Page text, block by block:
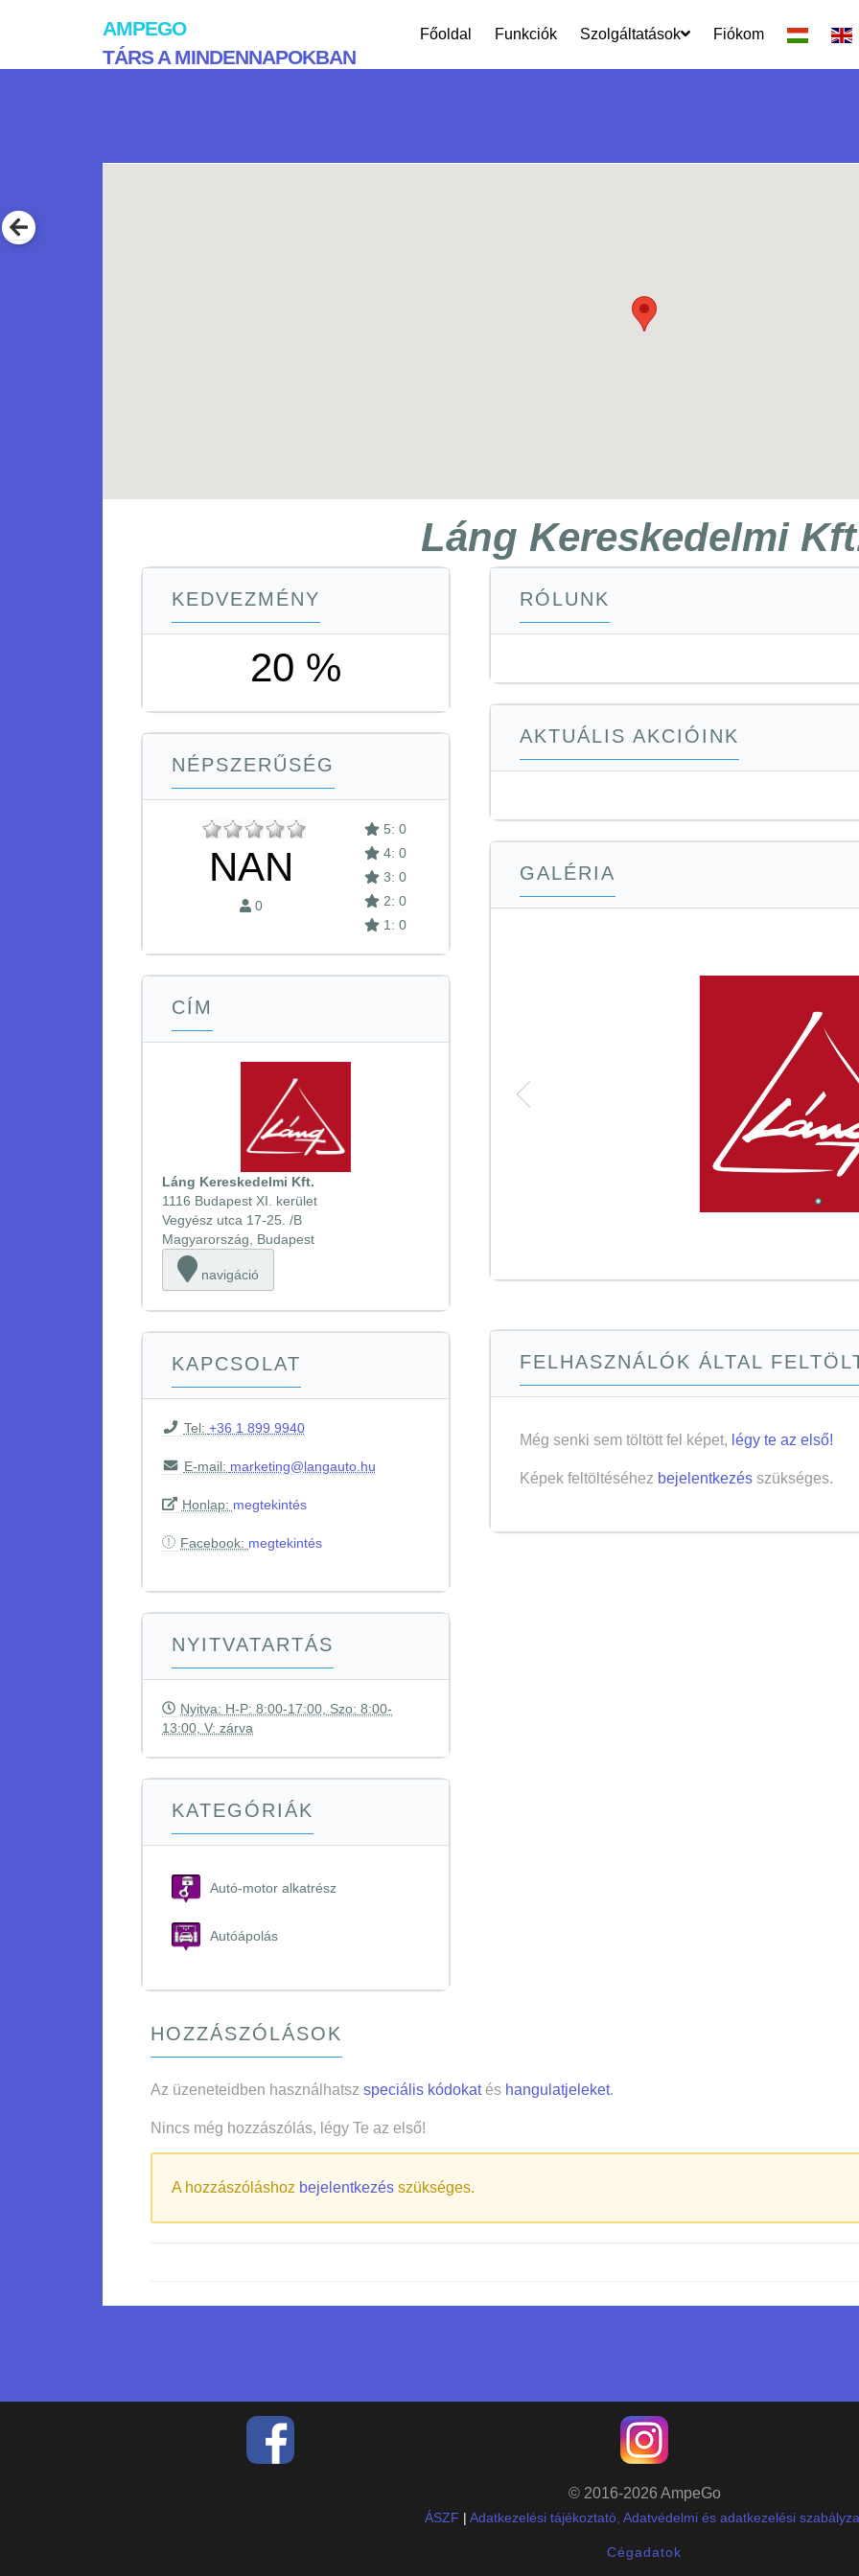
AMPEGO
TÁRS A MINDENNAPOKBAN
Főoldal Funkciók Szolgáltatások Fiókom
Láng Kereskedelmi
KEDVEZMÉNY
20 %
NÉPSZERŰSÉG
NAN
0
5: 0
4: 0
3: 0
2: 0
1: 0
CÍM
Láng Kereskedelmi Kft.
1116 Budapest XI. kerület
Vegyész utca 17-25. /B
Magyarország, Budapest
navigáció
KAPCSOLAT
Tel: +36 1 899 9940
E-mail: marketing@langauto.hu
Honlap: megtekintés
Facebook: megtekintés
NYITVATARTÁS
Nyitva: H-P: 8:00-17:00, Szo: 8:00-
13:00, V: zárva
KATEGÓRIÁK
Autó-motor alkatrész
Autóápolás
RÓLUNK
AKTUÁLIS AKCIÓINK
GALÉRIA
FELHASZNÁLÓK ÁLTAL
Még senki sem töltött fel képet, légy te az első!
Képek feltöltéséhez bejelentkezés szükséges.
HOZZÁSZÓLÁSOK
Az üzeneteidben használhatsz speciális kódokatés hangulatjeleket.
Nincs még hozzászólás, légy Te az első!
A hozzászóláshoz bejelentkezés szükséges.
© 2016-2026 AmpeGo
ÁSZF | Adatkezelési tájékoztató, Adatvédelmi és adatkezelési
Cégadatok